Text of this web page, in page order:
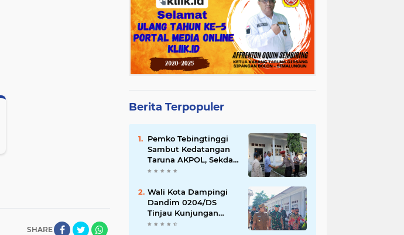
SHARE
Berita Terpopuler
Pemko Tebingtinggi
Sambut Kedatangan
Taruna AKPOL, Sekda:
Jadikan Momen
Wali Kota Dampingi
Dandim 0204/DS
Tinjau Kunjungan
Taruna AKPOL di